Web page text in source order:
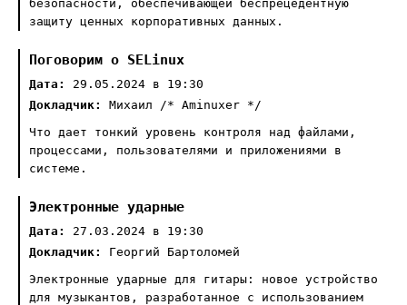
безопасности, обеспечивающей беспрецедентную
защиту ценных корпоративных данных.
Поговорим о SELinux
Дата:
29.05.2024 в 19:30
Докладчик:
Михаил /* Aminuxer */
Что дает тонкий уровень контроля над файлами,
процессами, пользователями и приложениями в
системе.
Электронные ударные
Дата:
27.03.2024 в 19:30
Докладчик:
Георгий Бартоломей
Электронные ударные для гитары: новое устройство
для музыкантов, разработанное с использованием